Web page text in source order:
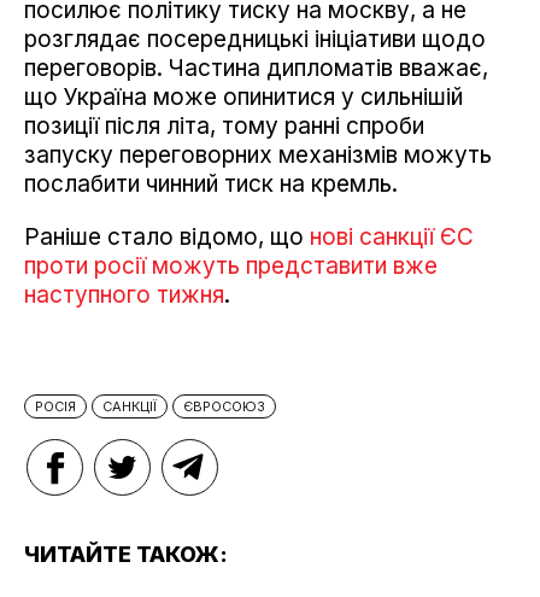
посилює політику тиску на москву, а не
розглядає посередницькі ініціативи щодо
переговорів. Частина дипломатів вважає,
що Україна може опинитися у сильнішій
позиції після літа, тому ранні спроби
запуску переговорних механізмів можуть
послабити чинний тиск на кремль.
Раніше стало відомо, що нові санкції ЄС
проти росії можуть представити вже
наступного тижня.
РОСІЯ САНКЦІЇ ЄВРОСОЮЗ
ЧИТАЙТЕ ТАКОЖ: